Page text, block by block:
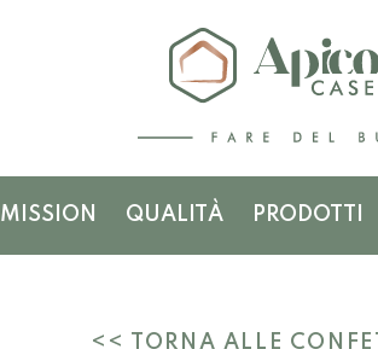
MISSION QUALITÀ PRODOTTI
<< TORNA ALLE